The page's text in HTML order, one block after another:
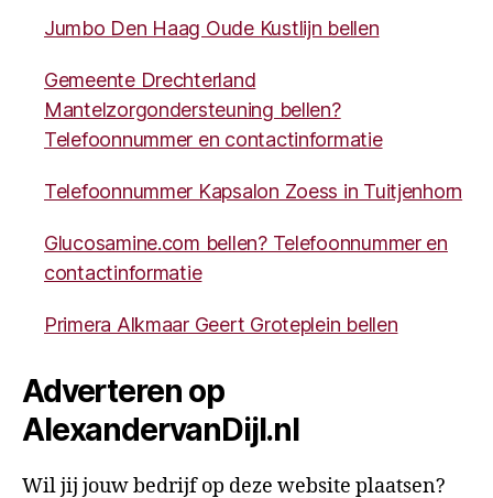
Jumbo Den Haag Oude Kustlijn bellen
Gemeente Drechterland
Mantelzorgondersteuning bellen?
Telefoonnummer en contactinformatie
Telefoonnummer Kapsalon Zoess in Tuitjenhorn
Glucosamine.com bellen? Telefoonnummer en
contactinformatie
Primera Alkmaar Geert Groteplein bellen
Adverteren op
AlexandervanDijl.nl
Wil jij jouw bedrijf op deze website plaatsen?